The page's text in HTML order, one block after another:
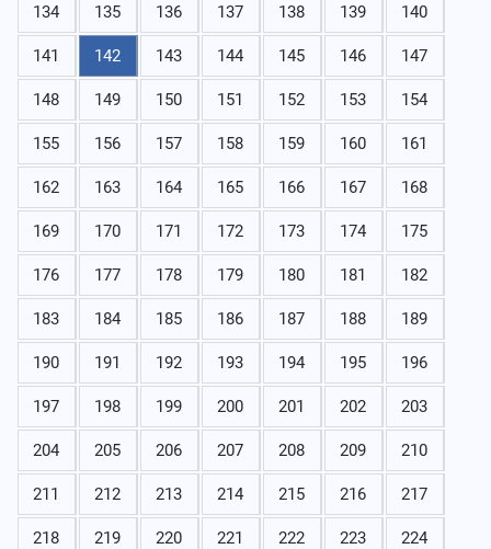
134 135 136 137 138 139 140
141 142 143 144 145 146 147
148 149 150 151 152 153 154
155 156 157 158 159 160 161
162 163 164 165 166 167 168
169 170 171 172 173 174 175
176 177 178 179 180 181 182
183 184 185 186 187 188 189
190 191 192 193 194 195 196
197 198 199 200 201 202 203
204 205 206 207 208 209 210
211 212 213 214 215 216 217
218 219 220 221 222 223 224